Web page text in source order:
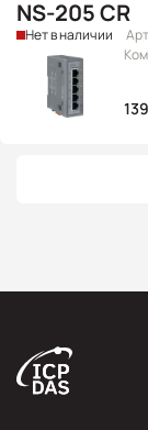
NS-205 CR
Нет в наличии